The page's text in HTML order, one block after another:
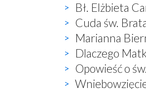
Bł. Elżbieta
Cuda św.
Marianna
Dlaczego
Opowieść o